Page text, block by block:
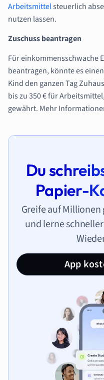
Arbeitsmittelsteuerlich
nutzen lassen.
Zuschuss beantragen
Für einkommensschwache
beantragen, könnte es
Kind den ganzen Tag
bis zu 350 € für
gewährt. Mehr
Du
Papier-
Greife auf
und lerne
App